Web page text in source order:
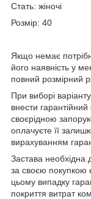
Стать: жіночі
Розмір: 40
Якщо немає
його наявність у
повний розмірний
При виборі
внести
своєрідною
оплачуєте її
вирахуванням
Застава необхідна
за своєю покупкою
цьому випадку
покриття витрат